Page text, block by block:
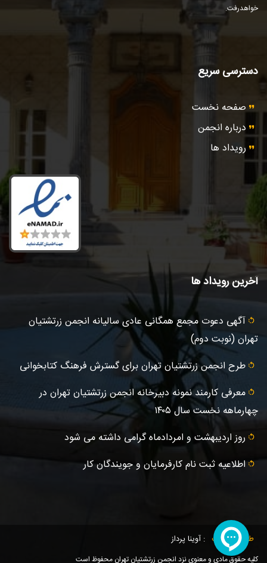
خواهد‌رفت.
دسترسی سریع
صفحه نخست
درباره انجمن
رویداد ها
آخرین رویداد ها
آگهى دعوت مجمع همگانی عادى ساليانه انجمن زرتشتيان
تهران (نوبت دوم)
طرح انجمن زرتشتیان تهران برای گسترش فرهنگ کتابخوانی
معرفی کارمند نمونه دبیرخانه انجمن زرتشتیان تهران در
چهارماهه نخست سال ۱۴۰۵
روز اردیبهشت و امردادماه گرامی داشته می شود
اطلاعیه ثبت‌ نام کارفرمایان و جویندگان کار
طراحی سایت : آوینا پرداز
کلیه حقوق مادی و معنوی نزد انجمن زرتشتیان تهران محفوظ است